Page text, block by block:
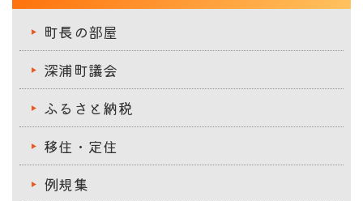
町長の部屋
深浦町議会
ふるさと納税
移住・定住
例規集